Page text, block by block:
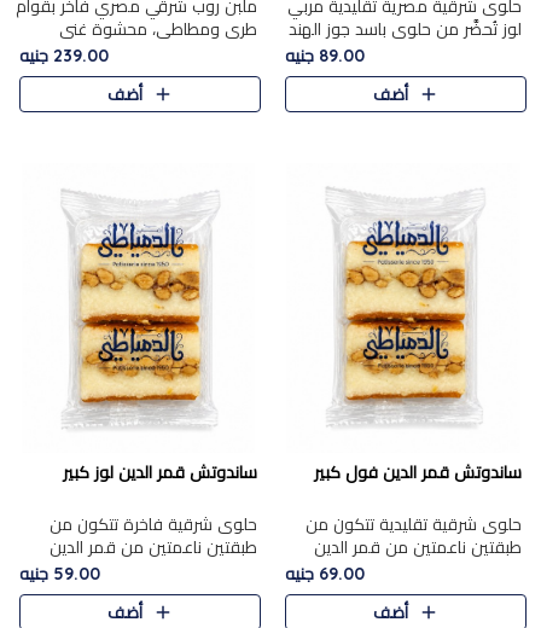
حلوى شرقية مصرية تقليدية مربي
لوز تُحضَّر من حلوى باسد جوز الهند
بقوام طري ومذاق غني، وتُزين
وتغطاه بقطع اللوز الفاخر التي
تضيف لمسة مميزة م..
89.00 جنيه
أضف
ملبن روب شرقي مصري فاخر بقوام
طري ومطاطي، محشوة غني
بسخاء بقطع عين الجمل واللوز
الفاخر التي تضيف قرمشة مميزة
ومرضية ونكهة ناتي غنية في كل
239.00 جنيه
أضف
ساندوتش قمر الدين فول كبير
حلوى شرقية تقليدية تتكون من
طبقتين ناعمتين من قمر الدين
الفاخر، تتوسطهما حشوة غنية من
الفول السوداني المحمص، لتجمع
بين حلاوة المشمش الطبيعية..
69.00 جنيه
أضف
ساندوتش قمر الدين لوز كبير
حلوى شرقية فاخرة تتكون من
طبقتين ناعمتين من قمر الدين
الفاخر، تتوسطهما حشوة غنية من
اللوز المحمص لتمنح مزيجًا متوازنًا
من النعومة والقرمشة. ..
59.00 جنيه
أضف